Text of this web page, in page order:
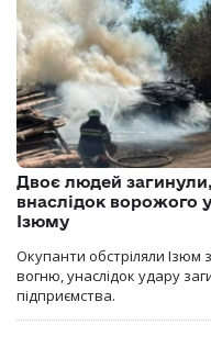
Двоє людей
внаслідок ворожого
Ізюму
Окупанти обстріляли Ізюм
вогню, унаслідок удару
підприємства.